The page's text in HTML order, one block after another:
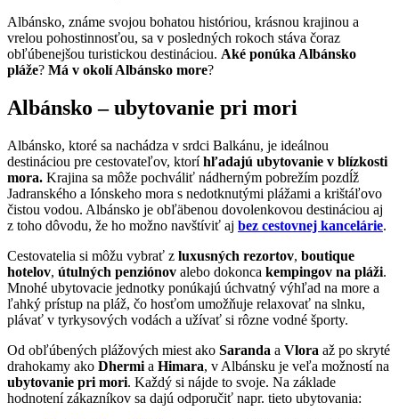
Albánsko, známe svojou bohatou históriou, krásnou krajinou a
vrelou pohostinnosťou, sa v posledných rokoch stáva čoraz
obľúbenejšou turistickou destináciou. Aké ponúka Albánsko
pláže? Má v okolí Albánsko more?
Albánsko – ubytovanie pri mori
Albánsko, ktoré sa nachádza v srdci Balkánu, je ideálnou
destináciou pre cestovateľov, ktoríhľadajú ubytovanie v blízkosti
mora. Krajina sa môže pochváliť nádherným pobrežím pozdĺž
Jadranského a Iónskeho mora s nedotknutými plážami a krištáľovo
čistou vodou. Albánsko je obľäbenou dovolenkovou destináciou aj
z toho dôvodu, že ho možno navštíviť aj bez cestovnej kancelárie.
Cestovatelia si môžu vybrať z luxusných rezortov, boutique
hotelov, útulných penziónov alebo dokonca kempingov na pláži.
Mnohé ubytovacie jednotky ponúkajú úchvatný výhľad na more a
ľahký prístup na pláž, čo hosťom umožňuje relaxovať na slnku,
plávať v tyrkysových vodách a užívať si rôzne vodné športy.
Od obľúbených plážových miest ako Saranda a Vlora až po skryté
drahokamy ako Dhermi a Himara, v Albánsku je veľa možností na
ubytovanie pri mori. Každý si nájde to svoje. Na základe
hodnotení zákazníkov sa dajú odporučiť napr. tieto ubytovania: